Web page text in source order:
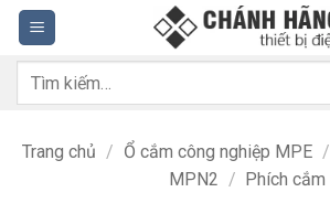
Bỏ
qua
nội
dung
Tìm
Trang chủ / Ổ cắm công nghiệp MPE /
MPN2 / Phích cắm